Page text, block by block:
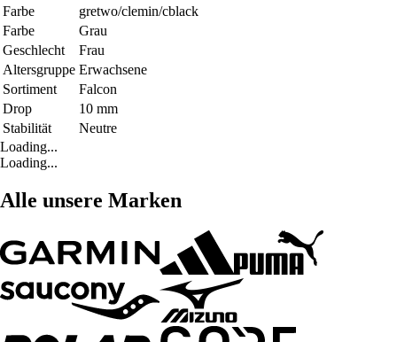
Farbe
gretwo/clemin/cblack
Farbe
Grau
Geschlecht
Frau
Altersgruppe Erwachsene
Sortiment
Falcon
Drop
10 mm
Stabilität
Neutre
Loading...
Loading...
Alle unsere Marken